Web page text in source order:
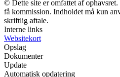
© Dette site er omfattet af
få kommission. Indholdet må kun
skriftlig aftale.
Interne links
Websitekort
Opslag
Dokumenter
Update
Automatisk opdatering